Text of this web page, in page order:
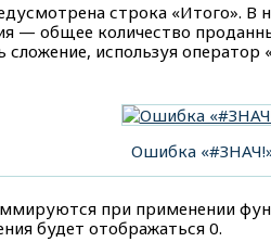
строка «Итого». В
— общее количество
сложение, используя
Ошибка
при применении
будет отображаться 0.